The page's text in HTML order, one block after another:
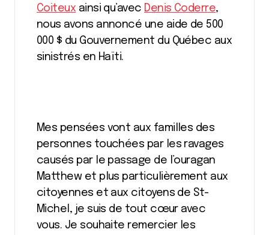
Coiteux ainsi qu’avec Denis Coderre,
nous avons annoncé une aide de 500
000 $ du Gouvernement du Québec aux
sinistrés en Haïti.
Mes pensées vont aux familles des
personnes touchées par les ravages
causés par le passage de l’ouragan
Matthew et plus particulièrement aux
citoyennes et aux citoyens de St-
Michel, je suis de tout cœur avec
vous. Je souhaite remercier les